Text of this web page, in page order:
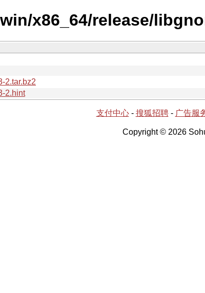
x86_64/release/
2.tar.bz2
2.hint
支付中心- 搜狐招聘- 广告服
Copyright © 2026